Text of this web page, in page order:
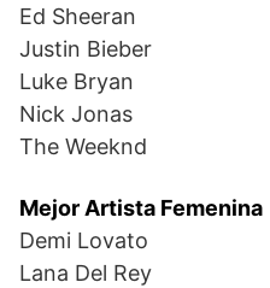
Ed Sheeran
Justin Bieber
Luke Bryan
Nick Jonas
The Weeknd
Mejor Artista Femenina
Demi Lovato
Lana Del Rey